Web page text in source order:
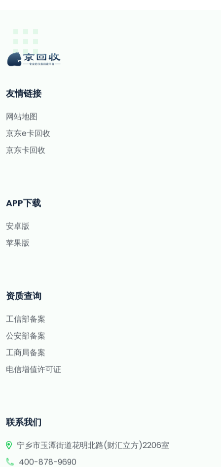
友情链接
网站地图
京东e卡回收
京东卡回收
APP下载
安卓版
苹果版
资质查询
工信部备案
公安部备案
工商局备案
电信增值许可证
联系我们
宁乡市玉潭街道花明北路(财汇立方)2206室
400-878-9690